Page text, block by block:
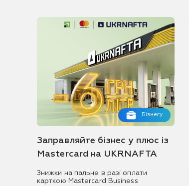
Бізнесу
Заправляйте бізнес у плюс із
Mastercard на UKRNAFTA
Знижки на пальне в разі оплати
карткою Mastercard Business